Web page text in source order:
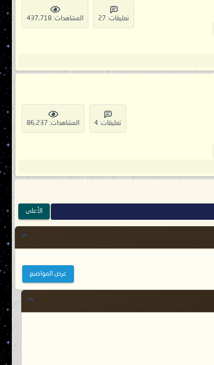
تعليقات: 27 المشاهدات: 437,718
تعليقات: 4 المشاهدات: 86,237
الأعلى